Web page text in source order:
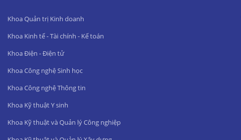
Khoa Quản trị Kinh doanh
Khoa Kinh tế - Tài chính - Kế toán
Khoa Điện - Điện tử
Khoa Công nghệ Sinh học
Khoa Công nghệ Thông tin
Khoa Kỹ thuật Y sinh
Khoa Kỹ thuật và Quản lý Công nghiệp